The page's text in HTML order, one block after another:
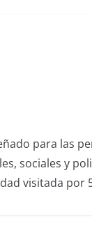
para las
sociales y
visitada por